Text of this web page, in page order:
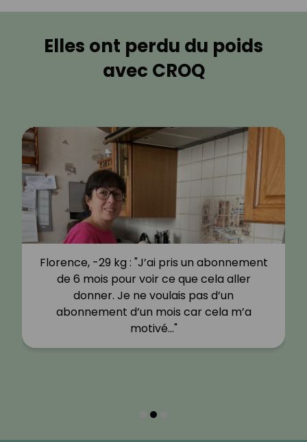
Elles ont perdu du poids
avec CROQ
Florence, -29 kg : "J’ai pris un abonnement
de 6 mois pour voir ce que cela aller
donner. Je ne voulais pas d’un
abonnement d’un mois car cela m’a
motivé…"